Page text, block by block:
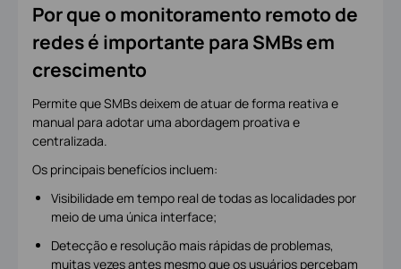
Por que o monitoramento remoto de
redes é importante para SMBs em
crescimento
Permite que SMBs deixem de atuar de forma reativa e
manual para adotar uma abordagem proativa e
centralizada.
Os principais benefícios incluem:
Visibilidade em tempo real de todas as localidades por
meio de uma única interface;
Detecção e resolução mais rápidas de problemas,
muitas vezes antes mesmo que os usuários percebam